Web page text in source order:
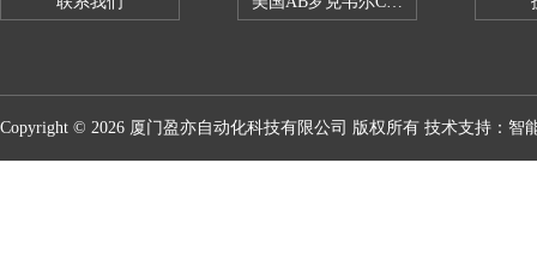
Copyright © 2026 厦门盈亦自动化科技有限公司 版权所有 技术支持： 智